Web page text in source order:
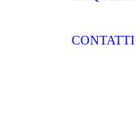
CONTATTI